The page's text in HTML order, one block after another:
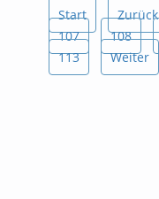
Start Zurück
107
108
113
Weiter